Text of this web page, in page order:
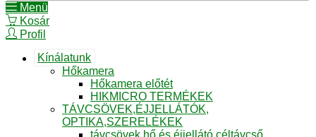
Menü
Kosár
Profil
Kínálatunk
Hőkamera
Hőkamera előtét
HIKMICRO TERMÉKEK
TÁVCSÖVEK,ÉJJELLÁTÓK,
OPTIKA,SZERELÉKEK
távcsövek,hő és éjjellátó céltávcső